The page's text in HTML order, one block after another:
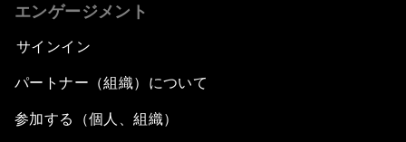
エンゲージメント
サインイン
パートナー（組織）について
参加する（個人、組織）